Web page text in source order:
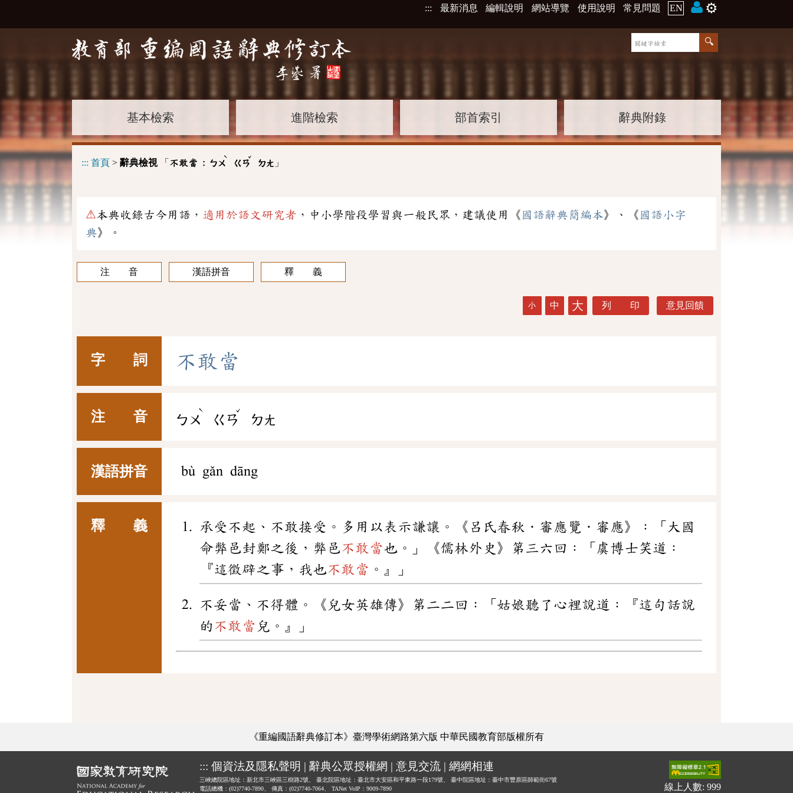
::: 最新消息 編輯說明 網站導覽 使用說明 常見問題 EN ⚙️
基本檢索 進階檢索 部首索引 辭典附錄
::: 首頁 > 辭典檢視「 不敢當 : ㄅㄨ
ˋ
ㄍㄢ
ˇ
ㄉㄤ 」
⚠本典收錄古今用語， 適用於語文研究者 ，中小學階段學習與一般民眾，建議使用《 國語辭典簡編本》、《 國語小字
典》。
注 音 漢語拼音 釋 義
小 中 大 列 印 意見回饋
字 詞 不敢 當
注 音 ㄅㄨ
ˋ
ㄍㄢ
ˇ
ㄉㄤ
漢語拼音 bù gǎn dāng
釋 義
承受不起、不敢接受。多用以表示謙讓。《呂氏春秋．審應覽．審應》：「大國
命弊邑封鄭之後，弊邑不敢當也。」《儒林外史》第三六回：「虞博士笑道：
『這徵辟之事，我也不敢當 。』」
不妥當、不得體。《兒女英雄傳》第二二回：「姑娘聽了心裡說道：『這句話說
的 不敢當 兒。』」
《重編國語辭典修訂本》臺灣學術網路第六版 中華民國教育部版權所有
::: 個資法及隱私聲明 | 辭典公眾授權網 | 意見交流 | 網網相連
三峽總院區地址：新北市三峽區三樹路2號、 臺北院區地址：臺北市大安區和平東路一段179號、
臺中院區地址：臺中市豐原區師範街67號
電話總機：(02)7740-7890、
傳真：(02)7740-7064、 TANet VoIP：9009-7890 線上人數: 999